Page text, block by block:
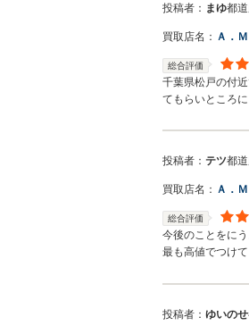
投稿者： まゆ都道
買取店名： Ａ．
総合評価
千葉県松戸の付
てもらいところ
投稿者： テツ都道
買取店名： Ａ．
総合評価
今後のことをに
最も高値でつけ
投稿者： ゆいのせ